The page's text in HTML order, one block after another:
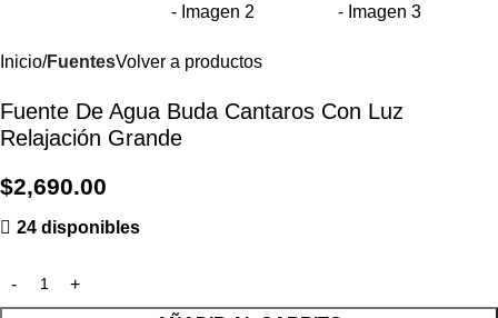
Inicio FuentesVolver a productos
Fuente De Agua Buda Cantaros Con Luz
Relajación Grande
$2,690.00
24 disponibles